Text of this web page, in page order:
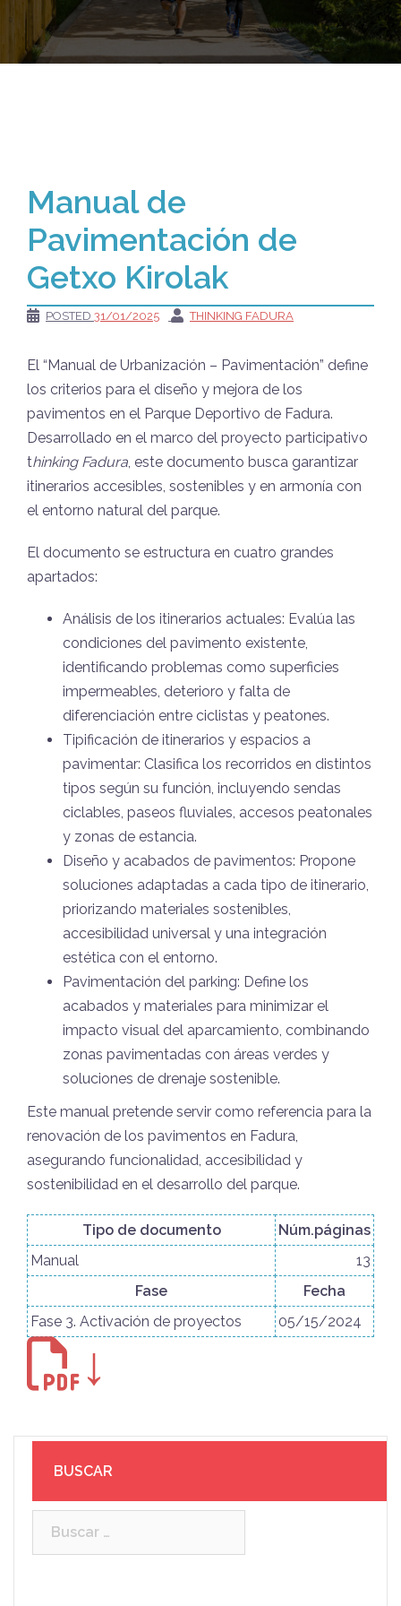
Manual de
Pavimentación de
Getxo Kirolak
POSTED 31/01/2025 THINKING FADURA
El “Manual de Urbanización – Pavimentación” define
los criterios para el diseño y mejora de los
pavimentos en el Parque Deportivo de Fadura.
Desarrollado en el marco del proyecto participativo
thinking Fadura, este documento busca garantizar
itinerarios accesibles, sostenibles y en armonía con
el entorno natural del parque.
El documento se estructura en cuatro grandes
apartados:
Análisis de los itinerarios actuales: Evalúa las
condiciones del pavimento existente,
identificando problemas como superficies
impermeables, deterioro y falta de
diferenciación entre ciclistas y peatones.
Tipificación de itinerarios y espacios a
pavimentar: Clasifica los recorridos en distintos
tipos según su función, incluyendo sendas
ciclables, paseos fluviales, accesos peatonales
y zonas de estancia.
Diseño y acabados de pavimentos: Propone
soluciones adaptadas a cada tipo de itinerario,
priorizando materiales sostenibles,
accesibilidad universal y una integración
estética con el entorno.
Pavimentación del parking: Define los
acabados y materiales para minimizar el
impacto visual del aparcamiento, combinando
zonas pavimentadas con áreas verdes y
soluciones de drenaje sostenible.
Este manual pretende servir como referencia para la
renovación de los pavimentos en Fadura,
asegurando funcionalidad, accesibilidad y
sostenibilidad en el desarrollo del parque.
Tipo de documento
Núm.páginas
Manual
13
Fase
Fecha
Fase 3. Activación de proyectos
05/15/2024
↓
BUSCAR